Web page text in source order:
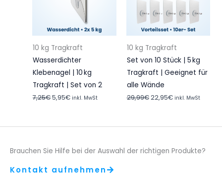
10 kg Tragkraft
Wasserdichter
Klebenagel | 10 kg
Tragkraft | Set von 2
7,25€5,95€ inkl. MwSt
10 kg Tragkraft
Set von 10 Stück | 5 kg
Tragkraft | Geeignet für
alle Wände
29,99€ 22,95€ inkl. MwSt
Brauchen Sie Hilfe bei der Auswahl der richtigen Produkte?
Kontakt aufnehmen